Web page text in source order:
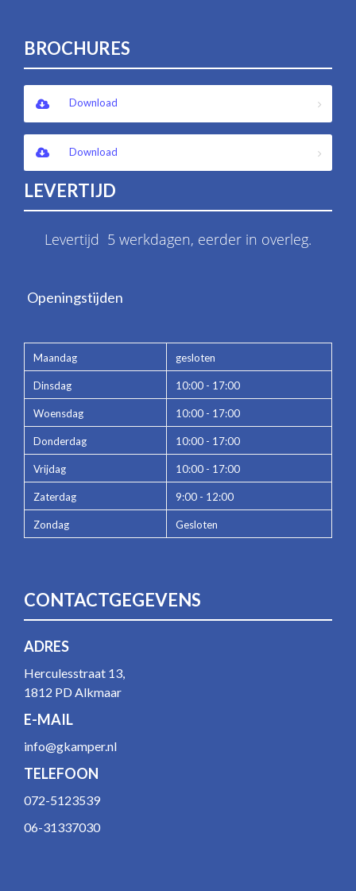
BROCHURES
Download
Download
LEVERTIJD
Levertijd 5 werkdagen, eerder in overleg.
Openingstijden
Maandag gesloten
Dinsdag 10:00 - 17:00
Woensdag 10:00 - 17:00
Donderdag 10:00 - 17:00
Vrijdag 10:00 - 17:00
Zaterdag 9:00 - 12:00
Zondag Gesloten
CONTACTGEGEVENS
ADRES
Herculesstraat 13,
1812 PD Alkmaar
E-MAIL
info@gkamper.nl
TELEFOON
072-5123539
06-31337030